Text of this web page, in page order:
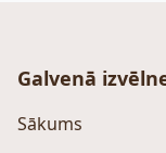
Galvenā
Sākums